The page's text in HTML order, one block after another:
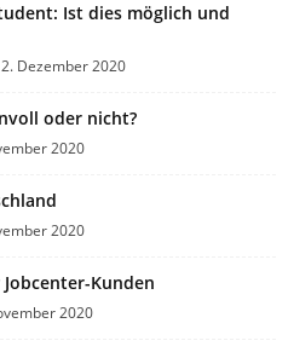
Ist dies möglich und
2. Dezember 2020
oder nicht?
2020
2020
Kunden
2020